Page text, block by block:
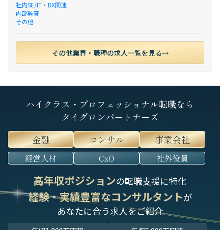
社内SE/IT・DX関連
内部監査
その他
その他業界・職種の求人一覧を見る
ハイクラス・プロフェッショナル転職なら
タイグロンパートナーズ
金融
コンサル 事業会社
経営人材 CxO 社外役員
高年収ポジションの転職支援に特化
経験・実績豊富なコンサルタントが
あなたに合う求人をご紹介